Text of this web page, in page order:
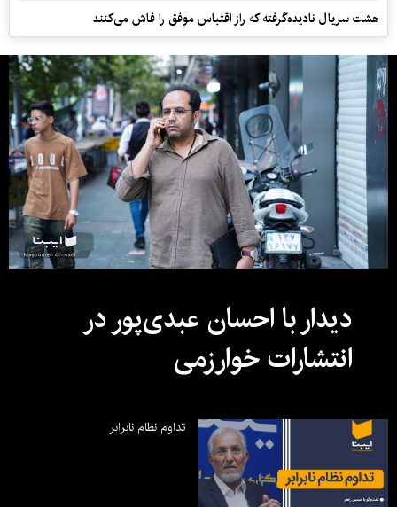
هشت سریال نادیده‌گرفته که راز اقتباس موفق را فاش می‌کنند
دیدار با احسان عبدی‌پور در
انتشارات خوارزمی
تداوم نظام نابرابر